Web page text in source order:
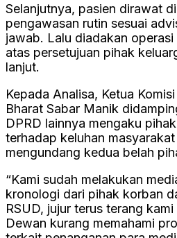
Selanjutnya, pasien dirawat
pengawasan rutin sesuai
jawab. Lalu diadakan
atas persetujuan pihak
lanjut.
Kepada Analisa, Ketua
Bharat Sabar Manik
DPRD lainnya mengaku
terhadap keluhan
mengundang kedua belah
“Kami sudah melakukan
kronologi dari pihak korban
RSUD, jujur terus terang
Dewan kurang memahami